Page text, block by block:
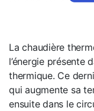
La chaudière
l’énergie présente
thermique. Ce
qui augmente sa
ensuite dans le